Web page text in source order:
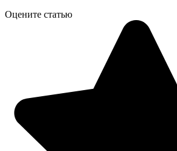
Оцените статью